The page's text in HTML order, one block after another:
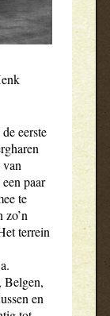
eerste
van
paar
te
zo’n
terrein
Belgen,
en